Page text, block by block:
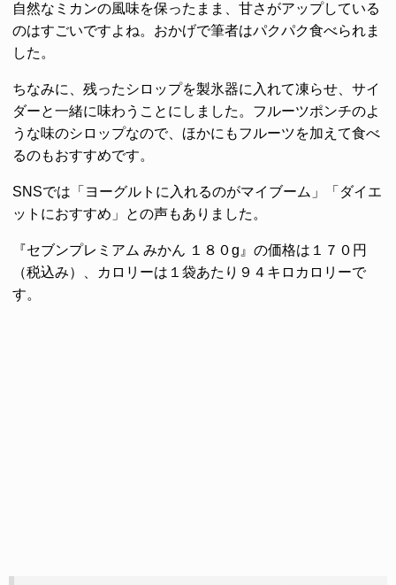
自然なミカンの風味を保ったまま、甘さがアップしている
のはすごいですよね。おかげで筆者はパクパク食べられま
した。
ちなみに、残ったシロップを製氷器に入れて凍らせ、サイ
ダーと一緒に味わうことにしました。フルーツポンチのよ
うな味のシロップなので、ほかにもフルーツを加えて食べ
るのもおすすめです。
SNSでは「ヨーグルトに入れるのがマイブーム」「ダイエ
ットにおすすめ」との声もありました。
『セブンプレミアム みかん １８０g』の価格は１７０円
（税込み）、カロリーは１袋あたり９４キロカロリーで
す。